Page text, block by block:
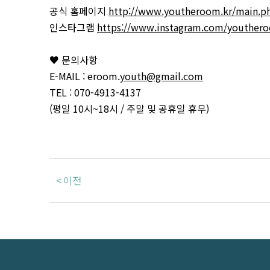
공식 홈페이지 http://www.youtheroom.kr/
인스타그램 https://www.instagram.com/
♥ 문의사항
E-MAIL : eroom.youth@gmail.com
TEL : 070-4913-4137
(평일 10시~18시 / 주말 및 공휴일 휴무)
이전